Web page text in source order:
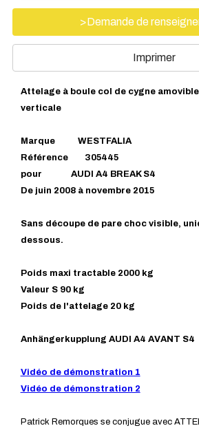
>Demande de
Imprimer
Attelage à boule col de cygne
verticale
Marque WESTFALIA
Référence 305445
pour AUDI A4 BREAK S4
De juin 2008 à novembre 2015
Sans découpe de pare choc visible,
dessous.
Poids maxi tractable 2000 kg
Valeur S 90 kg
Poids de l'attelage 20 kg
Anhängerkupplung AUDI A4 AVANT S4
Vidéo de démonstration 1
Vidéo de démonstration 2
Patrick Remorques se conjugue avec